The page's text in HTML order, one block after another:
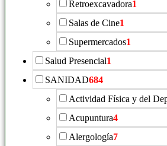
Retroexcavadora1
Salas de Cine1
Supermercados1
Salud Presencial1
SANIDAD684
Actividad Física y del
Acupuntura4
Alergología7